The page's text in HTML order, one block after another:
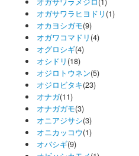
オガサワラヒヨドリ (1)
オカヨシガモ(9)
オガワコマドリ (4)
オグロシギ(4)
オシドリ (18)
オジロトウネン(5)
オジロビタキ(23)
オナガ(11)
オナガガモ(3)
オニアジサシ(3)
オニカッコウ(1)
オバシギ(9)